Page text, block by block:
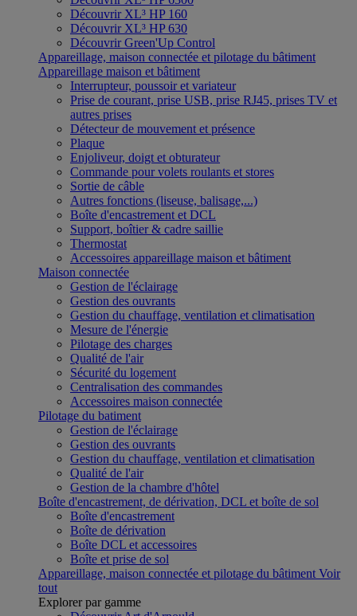
Découvrir XL³ HP 160
Découvrir XL³ HP 630
Découvrir Green'Up Control
Appareillage, maison connectée et pilotage du bâtiment
Appareillage maison et bâtiment
Interrupteur, poussoir et variateur
Prise de courant, prise USB, prise RJ45, prises TV et
autres prises
Détecteur de mouvement et présence
Plaque
Enjoliveur, doigt et obturateur
Commande pour volets roulants et stores
Sortie de câble
Autres fonctions (liseuse, balisage,...)
Boîte d'encastrement et DCL
Support, boîtier & cadre saillie
Thermostat
Accessoires appareillage maison et bâtiment
Maison connectée
Gestion de l'éclairage
Gestion des ouvrants
Gestion du chauffage, ventilation et climatisation
Mesure de l'énergie
Pilotage des charges
Qualité de l'air
Sécurité du logement
Centralisation des commandes
Accessoires maison connectée
Pilotage du batiment
Gestion de l'éclairage
Gestion des ouvrants
Gestion du chauffage, ventilation et climatisation
Qualité de l'air
Gestion de la chambre d'hôtel
Boîte d'encastrement, de dérivation, DCL et boîte de sol
Boîte d'encastrement
Boîte de dérivation
Boîte DCL et accessoires
Boîte et prise de sol
Appareillage, maison connectée et pilotage du bâtiment Voir
tout
Explorer par gamme